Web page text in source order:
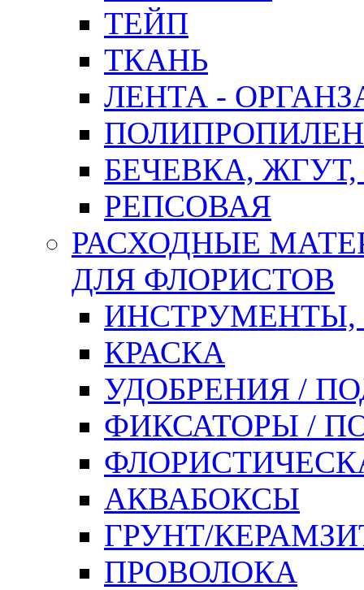
ТЕЙП
ТКАНЬ
ЛЕНТА -
БЕЧЕВКА,
РЕПСОВАЯ
РАСХОДНЫЕ
ДЛЯ ФЛОРИСТОВ
ИНСТРУМЕНТЫ,
КРАСКА
УДОБРЕНИЯ /
ФИКСАТОРЫ /
АКВАБОКСЫ
ГРУНТ/
ПРОВОЛОКА